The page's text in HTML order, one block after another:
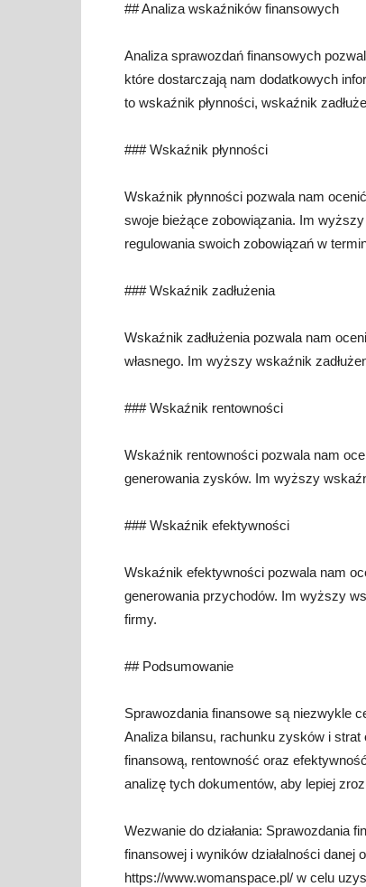
## Analiza wskaźników finansowych
Analiza sprawozdań finansowych
które dostarczają nam dodatkowych
to wskaźnik płynności, wskaźnik
### Wskaźnik płynności
Wskaźnik płynności pozwala nam
swoje bieżące zobowiązania. Im
regulowania swoich zobowiązań w
### Wskaźnik zadłużenia
Wskaźnik zadłużenia pozwala nam
własnego. Im wyższy wskaźnik
### Wskaźnik rentowności
Wskaźnik rentowności pozwala nam
generowania zysków. Im wyższy
### Wskaźnik efektywności
Wskaźnik efektywności pozwala nam
generowania przychodów. Im wyższy
firmy.
## Podsumowanie
Sprawozdania finansowe są niezwykle
Analiza bilansu, rachunku zysków i
finansową, rentowność oraz
analizę tych dokumentów, aby lepiej
Wezwanie do działania: Sprawozdania
finansowej i wyników działalności
https://www.womanspace.pl/ w celu